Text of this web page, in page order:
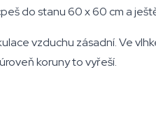
do stanu 60 x 60 cm a
vzduchu zásadní. Ve
koruny to vyřeší.